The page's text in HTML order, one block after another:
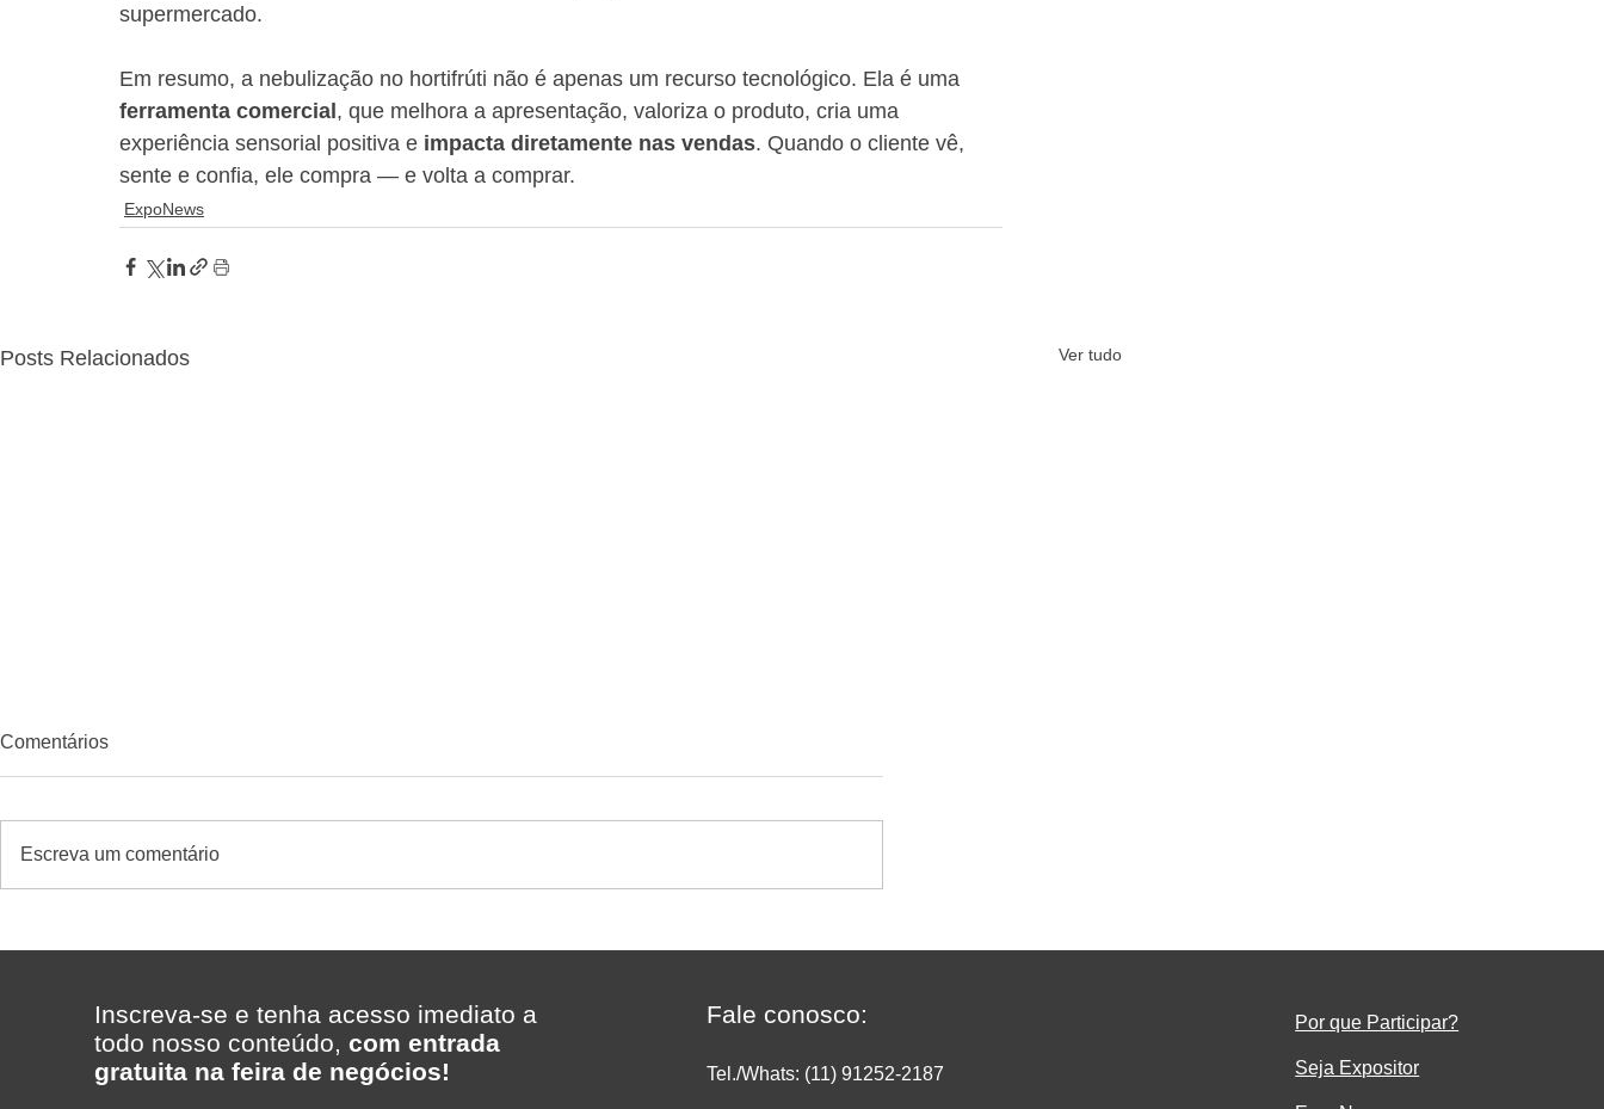
supermercado.
Em resumo, a nebulização no hortifrúti não é apenas um recurso tecnológico. Ela é uma
ferramenta comercial, que melhora a apresentação, valoriza o produto, cria uma
experiência sensorial positiva e impacta diretamente nas vendas. Quando o cliente vê,
sente e confia, ele compra — e volta a comprar.
ExpoNews
Posts Relacionados Ver tudo
promoção deu lucro no
cliente destaca como a
a Padaria Ipanema Doces em
Porto Alegre
escala 6x1: quem produz
agora
Comentários
Escreva um comentário
Inscreva-se e tenha acesso imediato a
todo nosso conteúdo, com entrada
gratuita na feira de negócios!
Fale conosco:
Tel./Whats: (11) 91252-2187
Por que Participar?
Seja Expositor